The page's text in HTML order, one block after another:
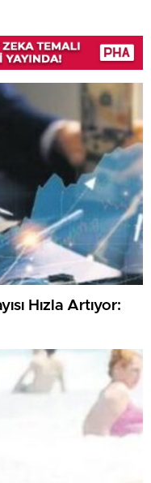
Hızla Artıyor: